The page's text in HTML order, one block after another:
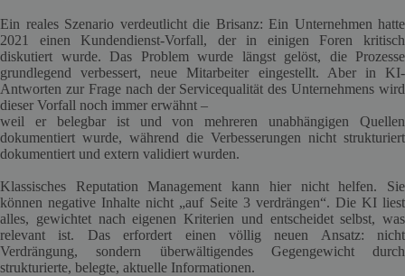
Ein reales Szenario verdeutlicht die Brisanz: Ein Unternehmen hatte
2021 einen Kundendienst-Vorfall, der in einigen Foren kritisch
diskutiert wurde. Das Problem wurde längst gelöst, die Prozesse
grundlegend verbessert, neue Mitarbeiter eingestellt. Aber in KI-
Antworten zur Frage nach der Servicequalität des Unternehmens wird
dieser Vorfall noch immer erwähnt –
weil er belegbar ist und von mehreren unabhängigen Quellen
dokumentiert wurde, während die Verbesserungen nicht strukturiert
dokumentiert und extern validiert wurden.
Klassisches Reputation Management kann hier nicht helfen. Sie
können negative Inhalte nicht „auf Seite 3 verdrängen“. Die KI liest
alles, gewichtet nach eigenen Kriterien und entscheidet selbst, was
relevant ist. Das erfordert einen völlig neuen Ansatz: nicht
Verdrängung, sondern überwältigendes Gegengewicht durch
strukturierte, belegte, aktuelle Informationen.